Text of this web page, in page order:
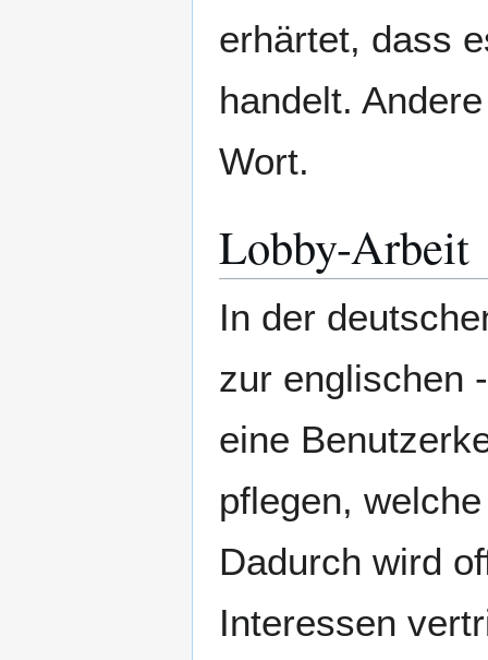
erhärtet, dass
handelt.
Wort.
Lobby-Arbeit
In der
zur englischen
eine
pflegen,
Dadurch wird
Interessen